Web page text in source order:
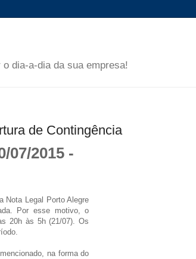
dia-a-dia da sua empresa!
de Contingência
07/2015 -
Nota Legal Porto Alegre
Por esse motivo, o
20h às 5h (21/07). Os
na forma do